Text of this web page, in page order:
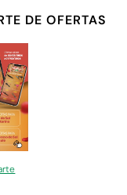
DE OFERTAS